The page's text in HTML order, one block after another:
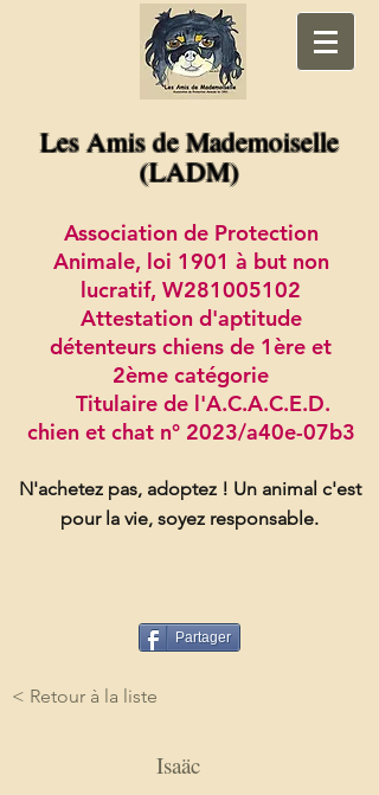
Les Amis de Mademoiselle
(LADM)
Association de Protection
Animale, loi 1901 à but non
lucratif, W281005102
Attestation d'aptitude
détenteurs chiens de 1ère et
2ème catégorie
Titulaire de l'A.C.A.C.E.D.
chien et chat n° 2023/a40e-07b3
N'achetez pas, adoptez ! Un animal c'est
pour la vie, soyez responsable.
Partager
< Retour à la liste
Isaäc